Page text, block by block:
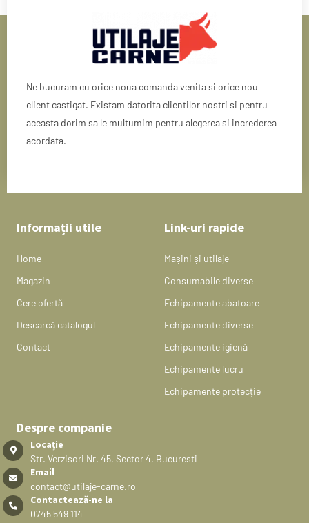
Ne bucuram cu orice noua comanda venita si orice nou
client castigat. Existam datorita clientilor nostri si pentru
aceasta dorim sa le multumim pentru alegerea si increderea
acordata.
Informații utile
Home
Magazin
Cere ofertă
Descarcă catalogul
Contact
Link-uri rapide
Mașini și utilaje
Consumabile diverse
Echipamente abatoare
Echipamente diverse
Echipamente igienă
Echipamente lucru
Echipamente protecție
Despre companie
Locație
Str. Verzisori Nr. 45, Sector 4, Bucuresti
Email
contact@utilaje-carne.ro
Contactează-ne la
0745 549 114